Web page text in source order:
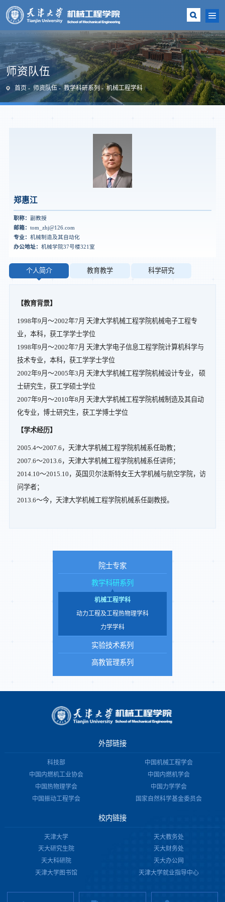
师资队伍
首页 师资队伍 教学科研系列 机械工程学科
郑惠江
职称： 副教授
邮箱： tom_zhj@126.com
专业： 机械制造及其自动化
办公地址： 机械学院37号楼321室
个人简介 教育教学 科学研究
【教育背景】
1998年9月～2002年7月 天津大学机械工程学院机械电子工程专
业，本科，获工学学士学位
1998年9月～2002年7月 天津大学电子信息工程学院计算机科学与
技术专业，本科，获工学学士学位
2002年9月～2005年3月 天津大学机械工程学院机械设计专业， 硕
士研究生，获工学硕士学位
2007年9月～2010年8月 天津大学机械工程学院机械制造及其自动
化专业，博士研究生，获工学博士学位
【学术经历】
2005.4～2007.6，天津大学机械工程学院机械系任助教；
2007.6～2013.6，天津大学机械工程学院机械系任讲师；
2014.10～2015.10，英国贝尔法斯特女王大学机械与航空学院，访
问学者；
2013.6～今，天津大学机械工程学院机械系任副教授。
院士专家
教学科研系列
机械工程学科
动力工程及工程热物理学科
力学学科
实验技术系列
高教管理系列
外部链接
科技部
中国机械工程学会
中国内燃机工业协会
中国内燃机学会
中国热物理学会
中国力学学会
中国振动工程学会
国家自然科学基金委员会
校内链接
天津大学
天大教务处
天大研究生院
天大财务处
天大科研院
天大办公网
天津大学图书馆
天津大学就业指导中心